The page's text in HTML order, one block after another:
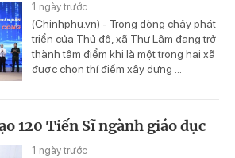
1 ngày trước
(Chinhphu.vn) - Trong dòng chảy phát
triển của Thủ đô, xã Thư Lâm đang trở
thành tâm điểm khi là một trong hai xã
được chọn thí điểm xây dựng ...
120 Tiến Sĩ ngành giáo dục
1 ngày trước